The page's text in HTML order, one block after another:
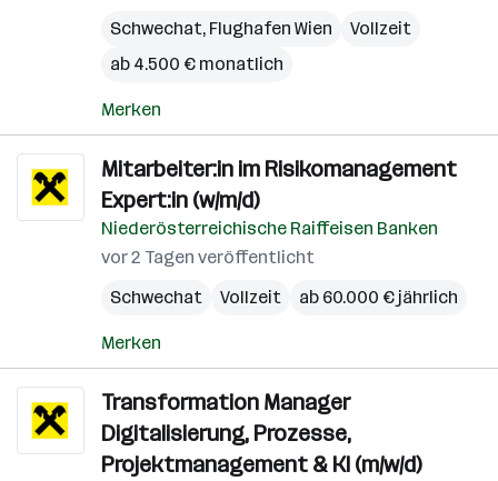
Schwechat, Flughafen Wien
Vollzeit
ab 4.500 € monatlich
Merken
Mitarbeiter:in im Risikomanagement
Expert:in (w/m/d)
Niederösterreichische Raiffeisen Banken
vor 2 Tagen veröffentlicht
Schwechat
Vollzeit ab 60.000 € jährlich
Merken
Transformation Manager
Digitalisierung, Prozesse,
Projektmanagement & KI (m/w/d)